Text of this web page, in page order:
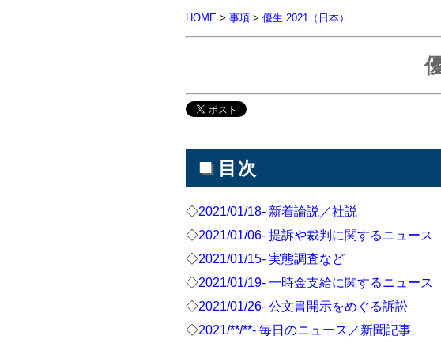
HOME> 事項> 優生 2021（日本）
■ 目次
◇2021/01/18- 新着論説／社説
◇2021/01/06- 提訴や裁判に関するニュース
◇2021/01/15- 実態調査など
◇2021/01/19- 一時金支給に関するニュース
◇2021/01/26- 公文書開示をめぐる訴訟
◇2021/**/**- 毎日のニュース／新聞記事